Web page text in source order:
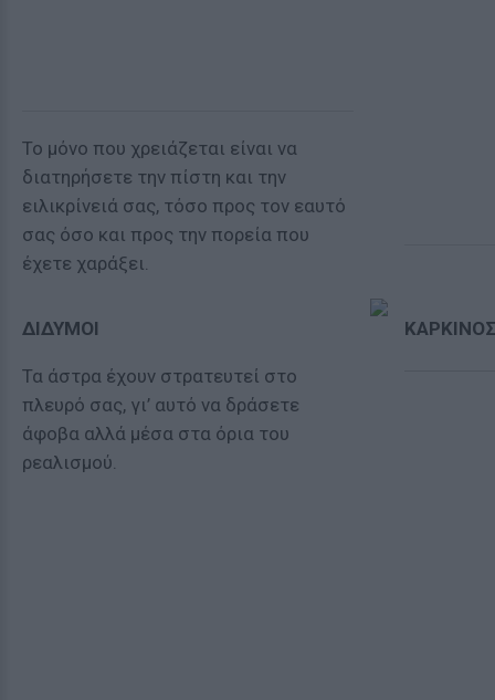
Το μόνο που χρειάζεται είναι να
διατηρήσετε την πίστη και την
ειλικρίνειά σας, τόσο προς τον εαυτό
σας όσο και προς την πορεία που
έχετε χαράξει.
ΔΙΔΥΜΟΙ
Τα άστρα έχουν στρατευτεί στο
πλευρό σας, γι’ αυτό να δράσετε
άφοβα αλλά μέσα στα όρια του
ρεαλισμού.